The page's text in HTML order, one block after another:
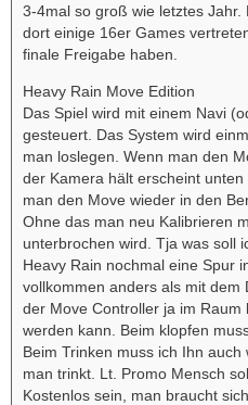
3-4mal so groß wie letztes
dort einige 16er Games
finale Freigabe haben.
Heavy Rain Move Edition
Das Spiel wird mit einem Navi
gesteuert. Das System wird
man loslegen. Wenn man den
der Kamera hält erscheint
man den Move wieder in den
Ohne das man neu Kalibrieren
unterbrochen wird. Tja was soll
Heavy Rain nochmal eine Spur
vollkommen anders als mit dem
der Move Controller ja im
werden kann. Beim klopfen
Beim Trinken muss ich Ihn
man trinkt. Lt. Promo Mensch
Kostenlos sein, man braucht